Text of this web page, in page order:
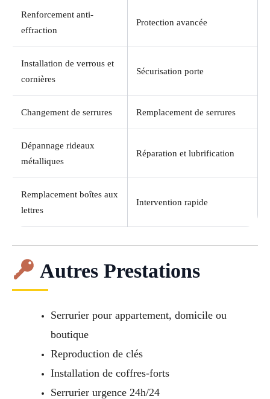
Renforcement anti-
effraction
Protection avancée
Installation de verrous et
cornières
Sécurisation porte
Changement de serrures Remplacement de serrures
Dépannage rideaux
métalliques
Réparation et lubrification
Remplacement boîtes aux
lettres
Intervention rapide
Autres Prestations
Serrurier pour appartement, domicile ou
boutique
Reproduction de clés
Installation de coffres-forts
Serrurier urgence 24h/24